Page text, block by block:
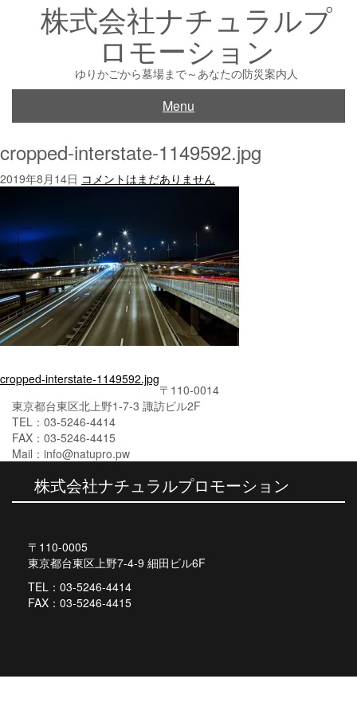
株式会社ナチュラルプ
ロモーション
ゆりかごから墓場まで～あなたの防災案内人
Menu
cropped-interstate-1149592.jpg
2019年8月14日 コメントはまだありません
投
稿
ナ
ビ
ー
cropped-interstate-1149592.jpg
〒110-0014
東京都台東区北上野1-7-3 諏訪ビル2F
TEL：03-5246-4414
FAX：03-5246-4415
Mail：info@natupro.pw
株式会社ナチュラルプロモーション
〒110-0005
東京都台東区上野7-4-9 細田ビル6F
TEL：03-5246-4414
FAX：03-5246-4415